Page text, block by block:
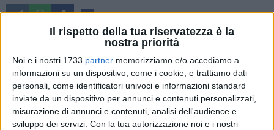
Il rispetto della tua riservatezza è la
nostra priorità
Noi e i nostri 1733 partner memorizziamo e/o accediamo a
informazioni su un dispositivo, come i cookie, e trattiamo dati
personali, come identificatori univoci e informazioni standard
inviate da un dispositivo per annunci e contenuti personalizzati,
misurazione di annunci e contenuti, analisi dell'audience e
sviluppo dei servizi. Con la tua autorizzazione noi e i nostri
4
Giornate molto impegnative per i vigili del fuoco del
intervenuti per lo spegnimento di diversi incendi che hanno
colpito soprattutto aree di macchia mediterranea, con le
condizioni climatiche favorevoli delle temperature elevate e
del forte vento.